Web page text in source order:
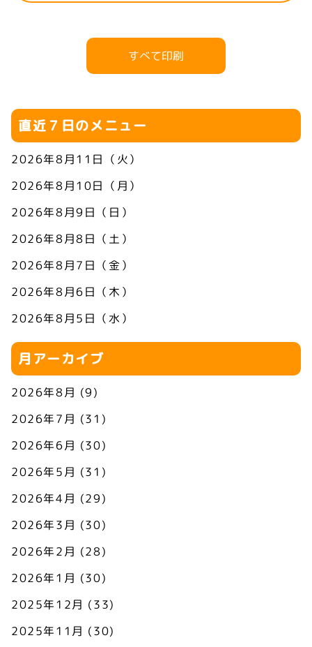
すべて印刷
直近７日のメニュー
2026年8月11日（火）
2026年8月10日（月）
2026年8月9日（日）
2026年8月8日（土）
2026年8月7日（金）
2026年8月6日（木）
2026年8月5日（水）
月アーカイブ
2026年8月 (9)
2026年7月 (31)
2026年6月 (30)
2026年5月 (31)
2026年4月 (29)
2026年3月 (30)
2026年2月 (28)
2026年1月 (30)
2025年12月 (33)
2025年11月 (30)